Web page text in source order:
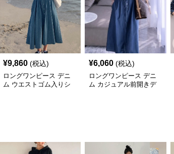
¥9,860 (税込)
ロングワンピース デニ
ム ウエストゴム入りシ
¥6,060 (税込)
ロングワンピース デニ
ム カジュアル前開きデ